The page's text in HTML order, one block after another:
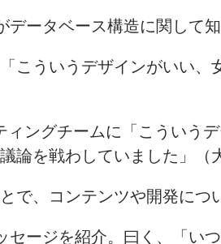
ータベース構造に関して
こういうデザインがいい
ングチームに「こういう
論を戦わしていました」（
で、コンテンツや開発に
ージを紹介。曰く、「い